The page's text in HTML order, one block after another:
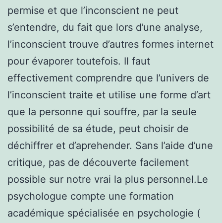
permise et que l’inconscient ne peut
s’entendre, du fait que lors d’une analyse,
l’inconscient trouve d’autres formes internet
pour évaporer toutefois. Il faut
effectivement comprendre que l’univers de
l’inconscient traite et utilise une forme d’art
que la personne qui souffre, par la seule
possibilité de sa étude, peut choisir de
déchiffrer et d’aprehender. Sans l’aide d’une
critique, pas de découverte facilement
possible sur notre vrai la plus personnel.Le
psychologue compte une formation
académique spécialisée en psychologie (